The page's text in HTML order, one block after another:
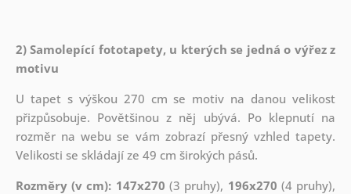
2) Samolepící fototapety, u kterých se jedná o výřez z
motivu
U tapet s výškou 270 cm se motiv na danou velikost
přizpůsobuje. Povětšinou z něj ubývá. Po klepnutí na
rozměr na webu se vám zobrazí přesný vzhled tapety.
Velikosti se skládají ze 49 cm širokých pásů.
Rozměry (v cm): 147x270 (3 pruhy), 196x270 (4 pruhy),